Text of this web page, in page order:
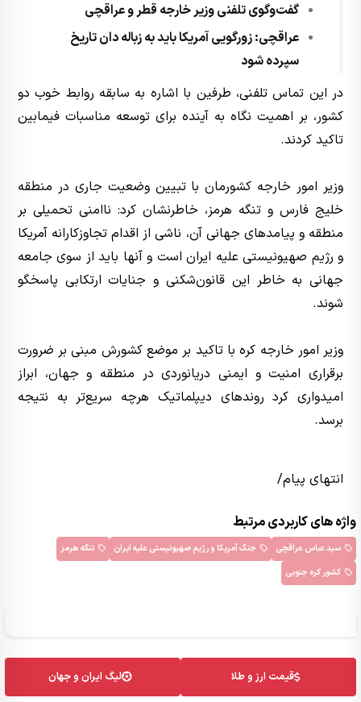
گفت‌وگوی تلفنی وزیر خارجه قطر و عراقچی
عراقچی: زورگویی آمریکا باید به زباله دان تاریخ
سپرده شود
در این تماس تلفنی، طرفین با اشاره به سابقه روابط خوب دو
کشور، بر اهمیت نگاه به آینده برای توسعه مناسبات فیمابین
تاکید کردند.
وزیر امور خارجه کشورمان با تبیین وضعیت جاری در منطقه
خلیج فارس و تنگه هرمز، خاطرنشان کرد: ناامنی تحمیلی بر
منطقه و پیامدهای جهانی آن، ناشی از اقدام تجاوزکارانه آمریکا
و رژیم صهیونیستی علیه ایران است و آنها باید از سوی جامعه
جهانی به خاطر این قانون‌شکنی و جنایات ارتکابی پاسخگو
شوند.
وزیر امور خارجه کره با تاکید بر موضع کشورش مبنی بر ضرورت
برقراری امنیت و ایمنی دریانوردی در منطقه و جهان، ابراز
امیدواری کرد روندهای دیپلماتیک هرچه سریع‌تر به نتیجه
برسد.
انتهای پیام/
واژه های کاربردی مرتبط
سید عباس عراقچی جنگ آمریکا و رژیم صهیونیستی علیه ایران
تنگه هرمز
کشور کره جنوبی
قیمت ارز و طلا لیگ ایران و جهان